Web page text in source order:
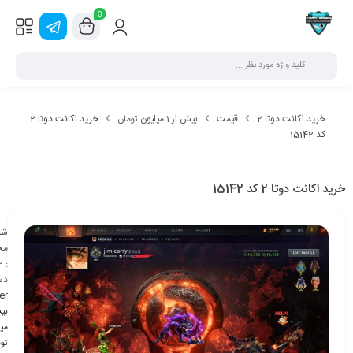
0
خرید اکانت دوتا 2 قیمت بیش از 1 میلیون تومان
خرید اکانت دوتا 2
کد 15142
خرید اکانت دوتا 2 کد 15142
: